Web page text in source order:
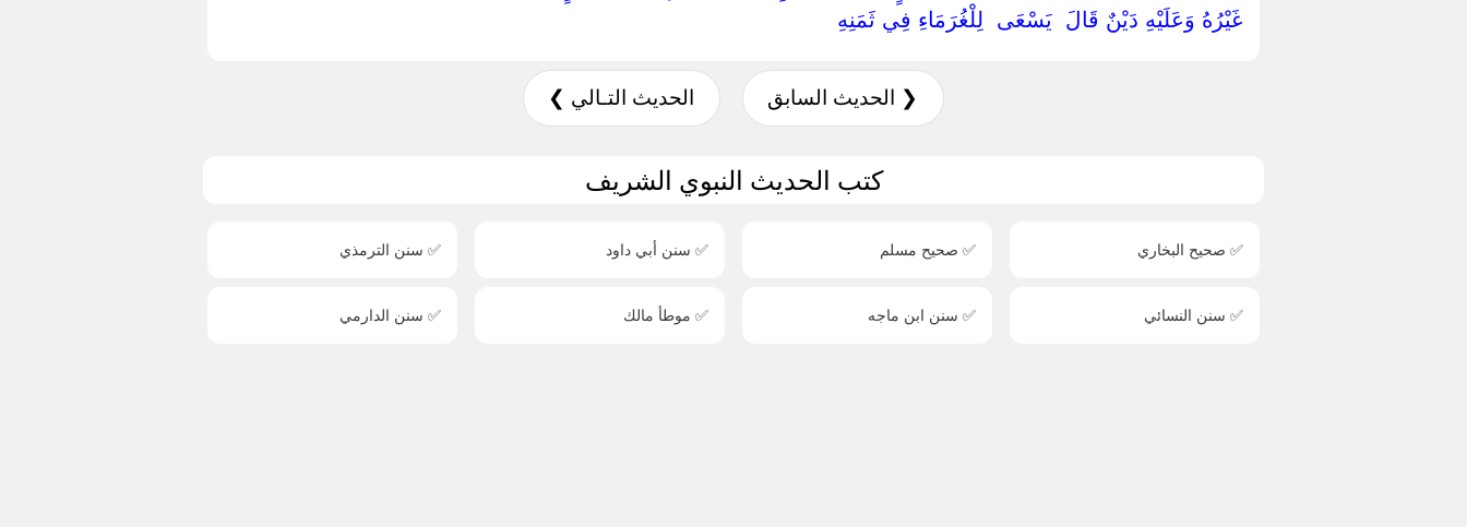
غَيْرُهُ وَعَلَيْهِ دَيْنٌ قَالَ ‏ ‏يَسْعَى ‏ ‏لِلْغُرَمَاءِ فِي ثَمَنِهِ ‏
❮ الحديث السابق الحديث التـالي ❯
كتب الحديث النبوي الشريف
✅ صحيح البخاري ✅ صحيح مسلم ✅ سنن أبي داود ✅ سنن الترمذي
✅ سنن النسائي ✅ سنن ابن ماجه ✅ موطأ مالك ✅ سنن الدارمي